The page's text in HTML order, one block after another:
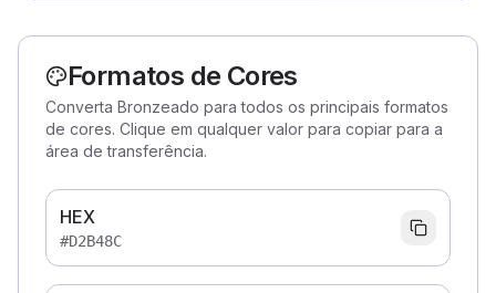
Formatos de Cores
Converta Bronzeado para todos os principais formatos
de cores. Clique em qualquer valor para copiar para a
área de transferência.
HEX
#D2B48C